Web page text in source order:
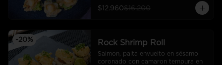
$12.960$16.200
-20% Rock Shrimp Roll
Salmon, palta envuelto en sésamo
coronado con camaron tempura en